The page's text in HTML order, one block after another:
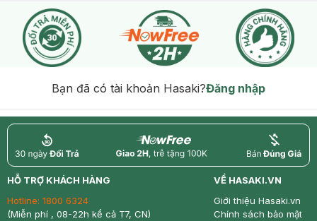
Bạn đã có tài khoản Hasaki?Đăng nhập
return nowfree price
HỖ TRỢ KHÁCH HÀNG
Hotline: 1800 6324
(Miễn phí , 08-22h kể cả T7, CN)
VỀ HASAKI.VN
Giới thiệu Hasaki.vn
Chính sách bảo mật